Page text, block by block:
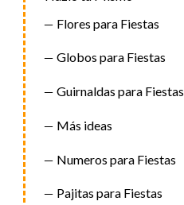
Flores para Fiestas
Globos para Fiestas
Guirnaldas para Fiestas
Más ideas
Numeros para Fiestas
Pajitas para Fiestas